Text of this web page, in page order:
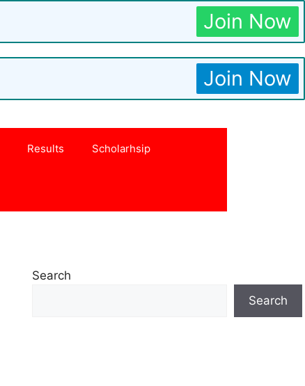
Join Now
Join Now
Results Scholarhsip
Search
Search